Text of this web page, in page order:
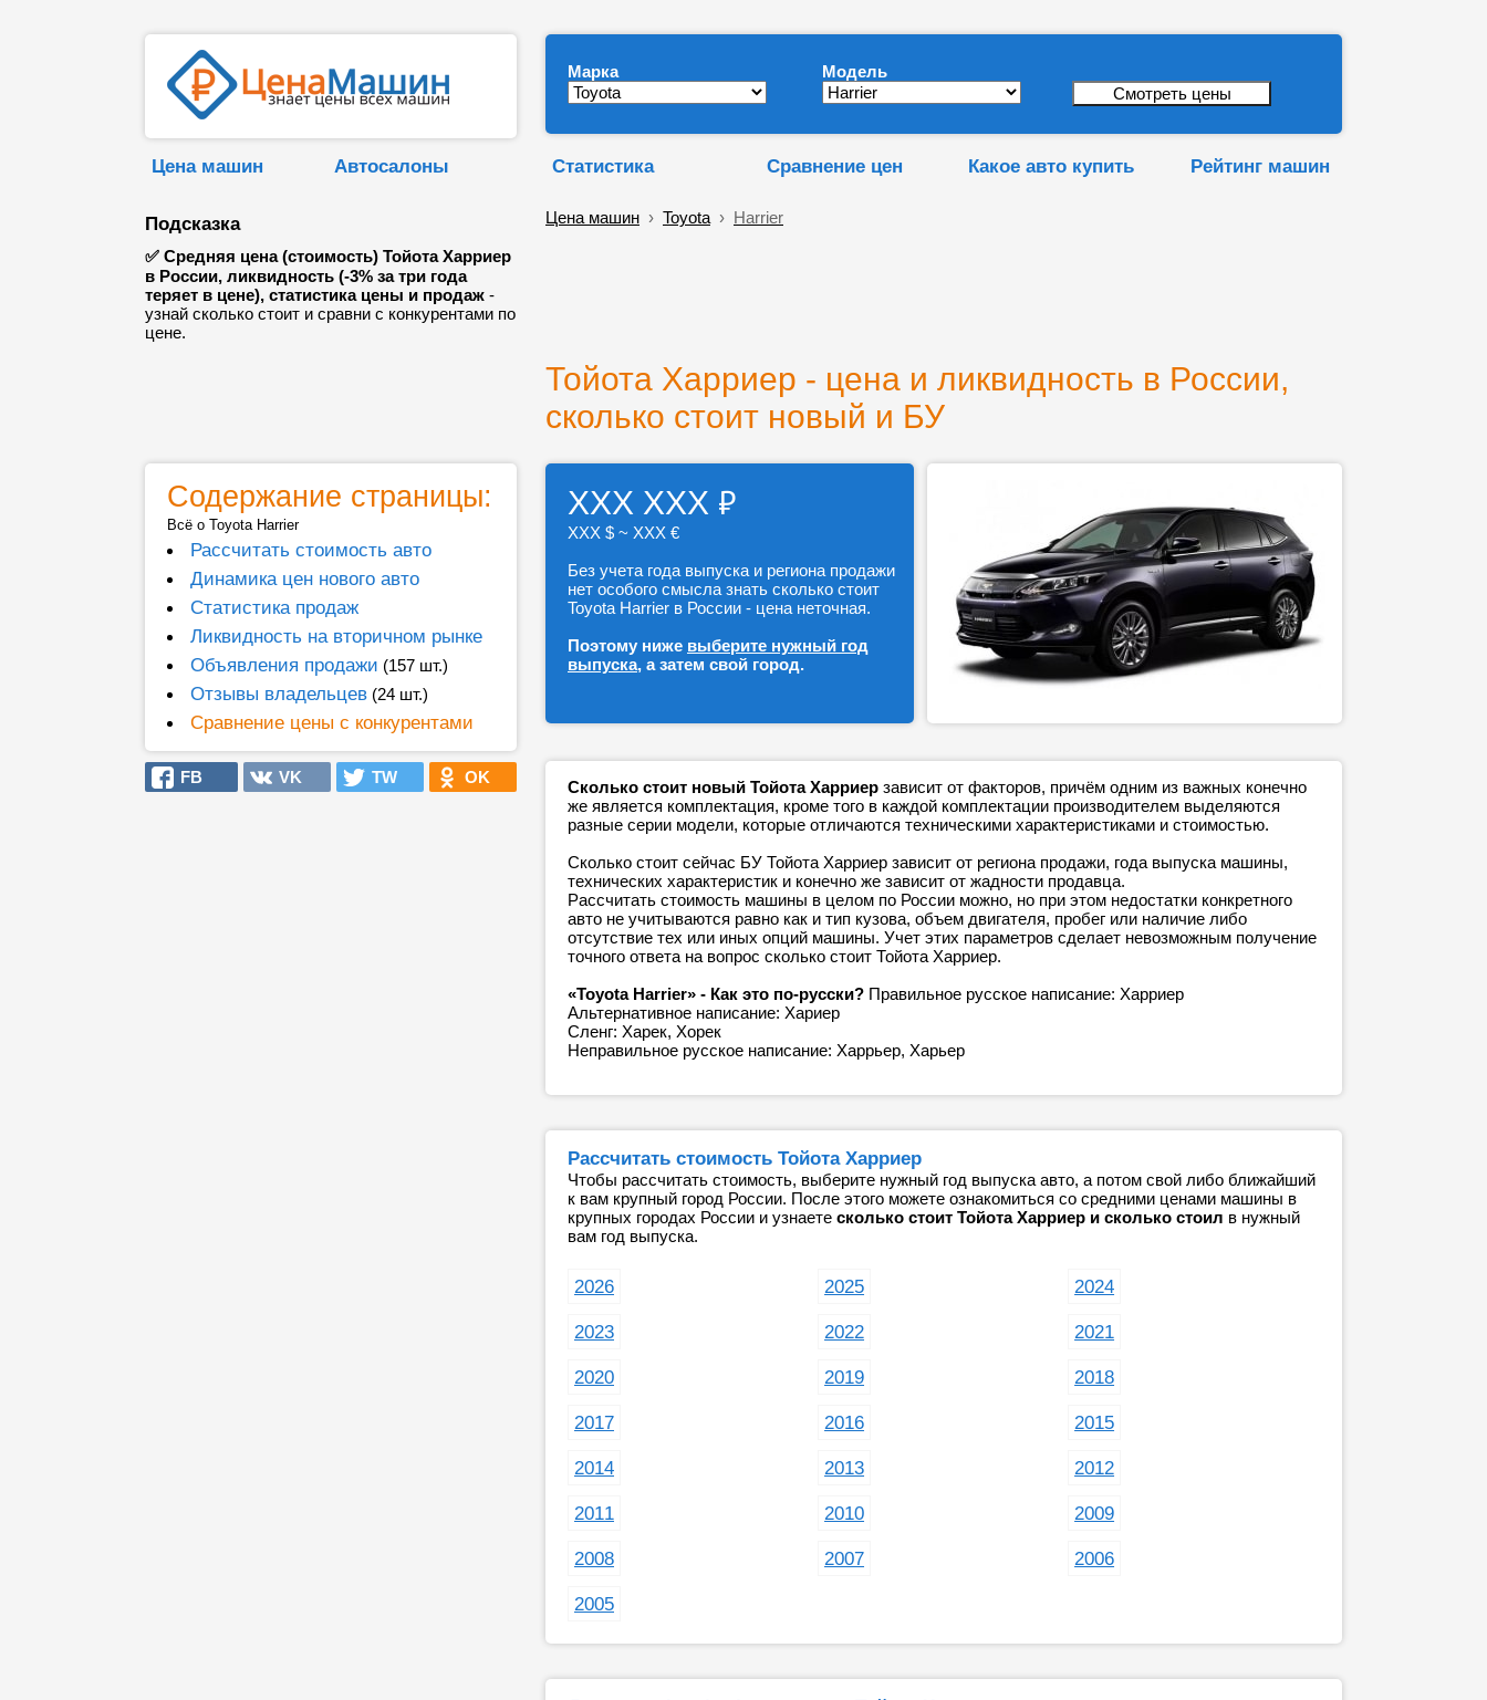
Марка Модель
Цена машин Автосалоны Статистика Сравнение цен Какое авто купить Рейтинг машин
Подсказка
✅ Средняя цена (стоимость) Тойота Харриер
в России, ликвидность (-3% за три года
теряет в цене), статистика цены и продаж -
узнай сколько стоит и сравни с конкурентами по
цене.
Цена машин › Toyota › Harrier
Тойота Харриер - цена и ликвидность в России,
сколько стоит новый и БУ
Содержание страницы:
Всё о Toyota Harrier
Рассчитать стоимость авто
Динамика цен нового авто
Статистика продаж
Ликвидность на вторичном рынке
Объявления продажи (157 шт.)
Отзывы владельцев (24 шт.)
Сравнение цены с конкурентами
FB VK TW OK
ХХХ ХХХ ₽
ХХХ $ ~ ХХХ €
Без учета года выпуска и региона продажи
нет особого смысла знать сколько стоит
Toyota Harrier в России - цена неточная.
Поэтому ниже выберите нужный год
выпуска, а затем свой город.
Сколько стоит новый Тойота Харриер зависит от факторов, причём одним из важных конечно
же является комплектация, кроме того в каждой комплектации производителем выделяются
разные серии модели, которые отличаются техническими характеристиками и стоимостью.
Сколько стоит сейчас БУ Тойота Харриер зависит от региона продажи, года выпуска машины,
технических характеристик и конечно же зависит от жадности продавца.
Рассчитать стоимость машины в целом по России можно, но при этом недостатки конкретного
авто не учитываются равно как и тип кузова, объем двигателя, пробег или наличие либо
отсутствие тех или иных опций машины. Учет этих параметров сделает невозможным получение
точного ответа на вопрос сколько стоит Тойота Харриер.
«Toyota Harrier» - Как это по-русски? Правильное русское написание: Харриер
Альтернативное написание: Хариер
Сленг: Харек, Хорек
Неправильное русское написание: Харрьер, Харьер
Рассчитать стоимость Тойота Харриер
Чтобы рассчитать стоимость, выберите нужный год выпуска авто, а потом свой либо ближайший
к вам крупный город России. После этого можете ознакомиться со средними ценами машины в
крупных городах России и узнаете сколько стоит Тойота Харриер и сколько стоил в нужный
вам год выпуска.
2026 2025 2024
2023 2022 2021
2020 2019 2018
2017 2016 2015
2014 2013 2012
2011 2010 2009
2008 2007 2006
2005